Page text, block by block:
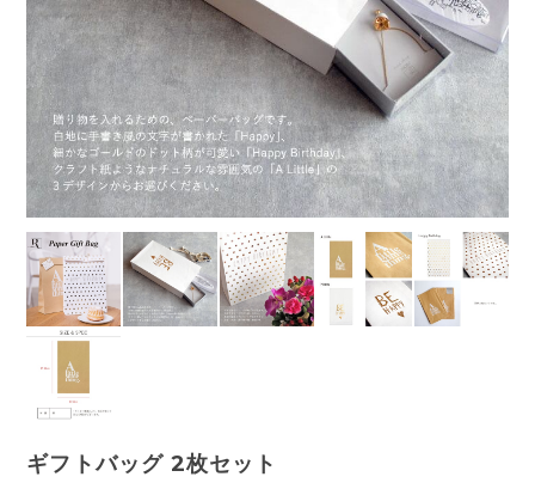
ギフトバッグ 2枚セット